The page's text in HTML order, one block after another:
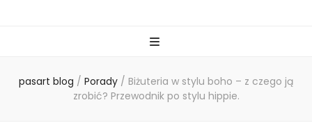
pasart blog / Porady / Biżuteria w stylu boho – z czego ją
zrobić? Przewodnik po stylu hippie.